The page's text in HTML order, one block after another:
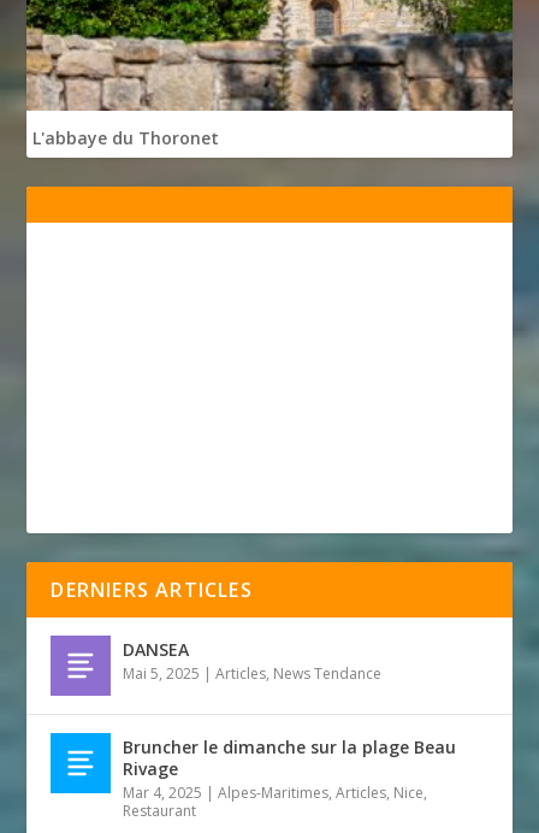
L'abbaye du Thoronet
DERNIERS ARTICLES
DANSEA
Mai 5, 2025 |Articles, News Tendance
Bruncher le dimanche sur la plage Beau
Rivage
Mar 4, 2025 |Alpes-Maritimes,Articles, Nice,
Restaurant